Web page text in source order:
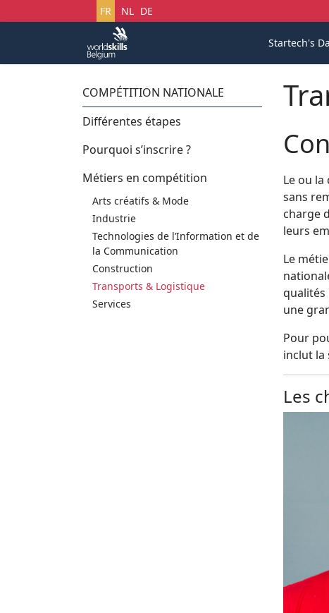
Sélectionnez votre langue
FR NL DE
Startech's
COMPÉTITION NATIONALE
Différentes étapes
Pourquoi s’inscrire ?
Métiers en compétition
Arts créatifs & Mode
Industrie
Technologies de l’Information et de
la Communication
Construction
Transports & Logistique
Services
Le ou
sans
charge
leurs
Le
qualités
une
Pour
inclut la
Les